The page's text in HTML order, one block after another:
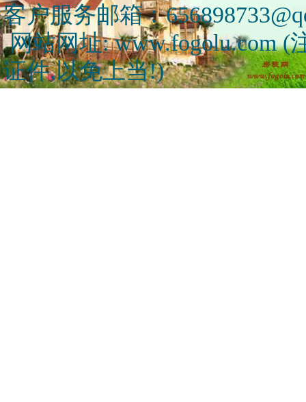
客户服务邮箱：
网站网址: www.fogolu.com (
证件,以免上当!)